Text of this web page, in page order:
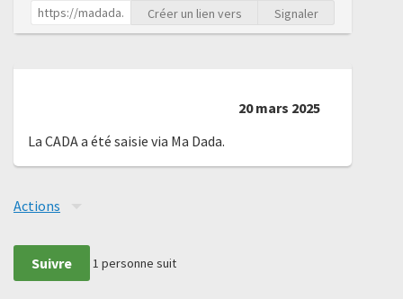
Créer un lien vers Signaler
20 mars 2025
La CADA a été saisie via Ma Dada.
Actions
Suivre 1 personne suit